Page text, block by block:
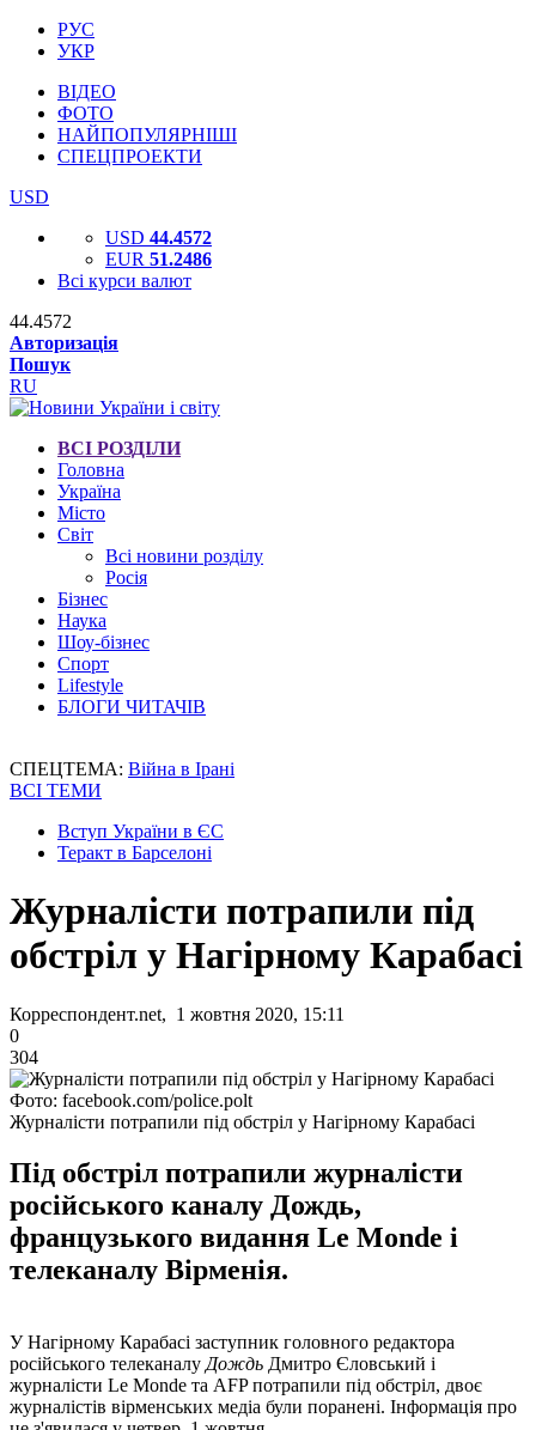
РУС
УКР
ВІДЕО
ФОТО
НАЙПОПУЛЯРНІШІ
СПЕЦПРОЕКТИ
USD
USD 44.4572
EUR 51.2486
Всі курси валют
44.4572
Авторизація
Пошук
RU
ВСІ РОЗДІЛИ
Головна
Україна
Місто
Світ
Всі новини розділу
Росія
Бізнес
Наука
Шоу-бізнес
Спорт
Lifestyle
БЛОГИ ЧИТАЧІВ
СПЕЦТЕМА: Війна в Ірані
ВСІ ТЕМИ
Вступ України в ЄС
Теракт в Барселоні
Журналісти потрапили під
обстріл у Нагірному Карабасі
Корреспондент.net, 1 жовтня 2020, 15:11
0
304
Фото: facebook.com/police.polt
Журналісти потрапили під обстріл у Нагірному Карабасі
Під обстріл потрапили журналісти
російського каналу Дождь,
французького видання Le Monde і
телеканалу Вірменія.
У Нагірному Карабасі заступник головного редактора
російського телеканалу Дождь Дмитро Єловський і
журналісти Le Monde та AFP потрапили під обстріл, двоє
журналістів вірменських медіа були поранені. Інформація про